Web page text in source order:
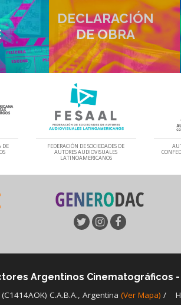
DECLARACIÓN
DE OBRA
DE FEDERACIÓN DE SOCIEDADES DE
AUTORES AUDIOVISUALES
LATINOAMERICANOS
Argentinos Cinematográficos
C.A.B.A., Argentina (Ver Mapa) /